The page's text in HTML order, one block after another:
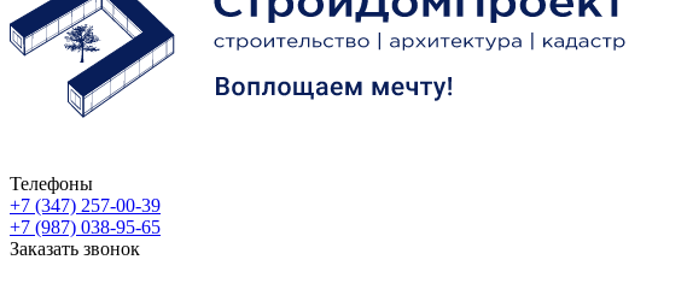
Телефоны
+7 (347) 257-00-39
+7 (987) 038-95-65
Заказать звонок